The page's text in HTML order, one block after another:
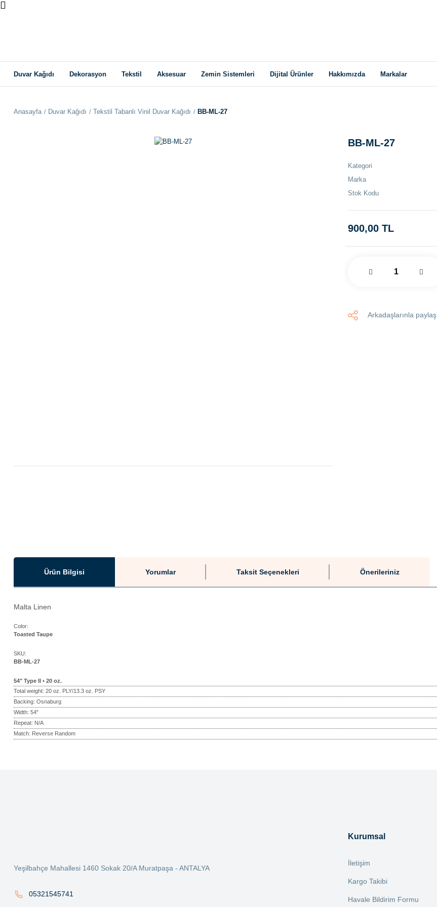
Duvar Kağıdı Dekorasyon Tekstil Aksesuar Zemin Sistemleri Dijital Ürünler Hakkımızda Markalar
Anasayfa Duvar Kağıdı Tekstil Tabanlı Vinil Duvar Kağıdı BB-ML-27
BB-ML-27
Kategori
Marka
Stok Kodu
900,00 TL
Arkadaşlarınla paylaş
Ürün Bilgisi Yorumlar Taksit Seçenekleri Önerileriniz
Malta Linen
Color:
Toasted Taupe
SKU:
BB-ML-27
54" Type II • 20 oz.
Total weight: 20 oz. PLY/13.3 oz. PSY
Backing: Osnaburg
Width: 54"
Repeat: N/A
Match: Reverse Random
Bu ürüne benzer farklı alternatifler olmalı.
Yeşilbahçe Mahallesi 1460 Sokak 20/A Muratpaşa - ANTALYA
05321545741
Kurumsal
İletişim
Kargo Takibi
Havale Bildirim Formu